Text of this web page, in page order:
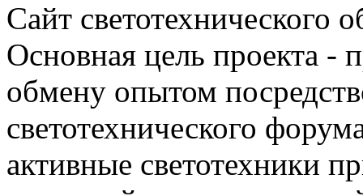
Сайт светотехнического
Основная цель проекта -
обмену опытом
светотехнического
активные светотехники